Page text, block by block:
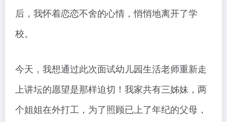
后，我怀着恋恋不舍的心情，悄悄地离开了学
校。
今天，我想通过此次面试幼儿园生活老师重新走
上讲坛的愿望是那样迫切！我家共有三姊妹，两
个姐姐在外打工，为了照顾已上了年纪的父母，